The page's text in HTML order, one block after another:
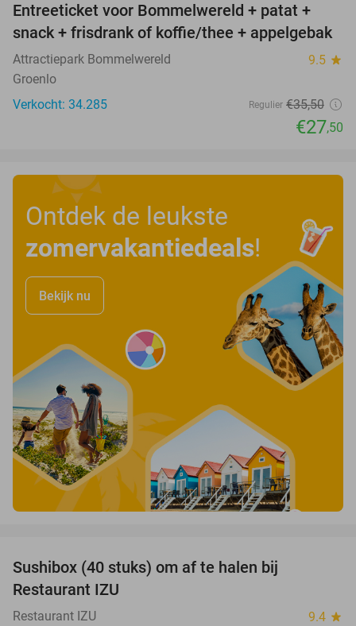
23%
Entreeticket voor Bommelwereld + patat +
snack + frisdrank of koffie/thee + appelgebak
Attractiepark Bommelwereld 9.5 star
Groenlo
Verkocht: 34.285
Regulier €35,50
€27,50
Ontdek de leukste
zomervakantiedeals!
Bekijk nu
Sushibox (40 stuks) om af te halen bij
Restaurant IZU
Restaurant IZU 9.4 star